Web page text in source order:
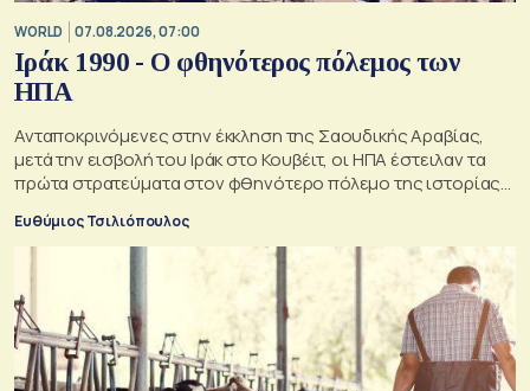
WORLD 07.08.2026, 07:00
Ιράκ 1990 - Ο φθηνότερος πόλεμος των
ΗΠΑ
Ανταποκρινόμενες στην έκκληση της Σαουδικής Αραβίας,
μετά την εισβολή του Ιράκ στο Κουβέιτ, οι ΗΠΑ έστειλαν τα
πρώτα στρατεύματα στον φθηνότερο πόλεμο της ιστορίας
τους
Ευθύμιος Τσιλιόπουλος